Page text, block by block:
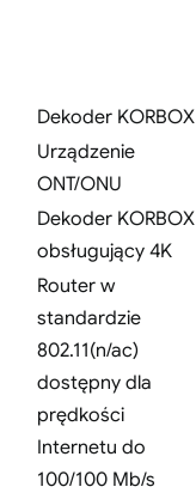
Dekoder KORBOX
Urządzenie
ONT/ONU
Dekoder KORBOX
obsługujący 4K
Router w
standardzie
802.11(n/ac)
dostępny dla
prędkości
Internetu do
100/100 Mb/s